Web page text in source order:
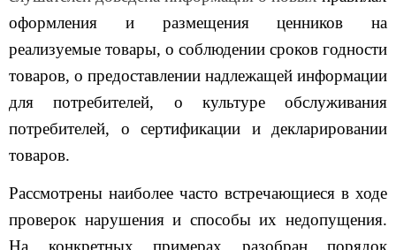
оформления и размещения ценников на
реализуемые товары, о соблюдении сроков годности
товаров, о предоставлении надлежащей информации
для потребителей, о культуре обслуживания
потребителей, о сертификации и декларировании
товаров.
проверок нарушения и способы их недопущения.
На конкретных примерах разобран порядок